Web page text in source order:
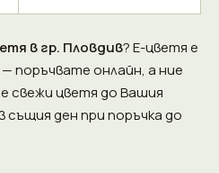
в гр. Пловдив? Е-цветя е
поръчвате онлайн, а ние
свежи цветя до Вашия
същия ден при поръчка до